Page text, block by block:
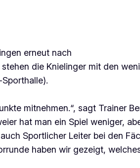
erneut nach
die Knielinger mit den
mitnehmen.“, sagt Trainer
hat man ein Spiel weniger,
Sportlicher Leiter bei den
haben wir gezeigt,